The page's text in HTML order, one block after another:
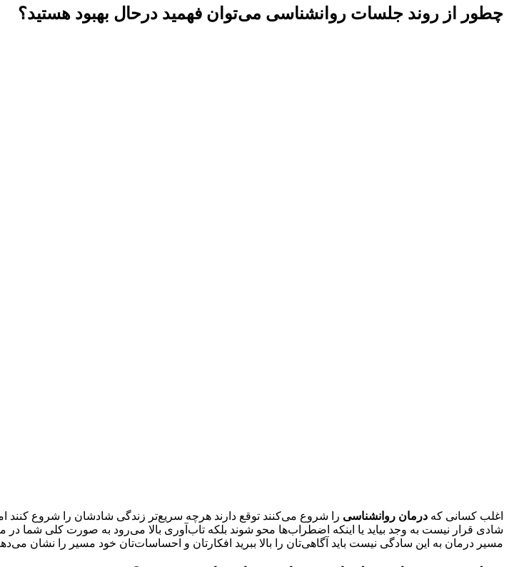
چطور از روند جلسات روانشناسی می‌توان فهمید درحال بهبود هستید؟
اغلب کسانی که درمان روانشناسی را شروع می‌کنند توقع دارند هرچه سریع‌تر زندگی شادشان را شروع
شادی قرار نیست به وجد بیاید یا اینکه اضطراب‌ها محو شوند بلکه تاب‌آوری بالا می‌رود به صورت کلی شما در
مسیر درمان به این سادگی نیست باید آگاهی‌تان را بالا ببرید افکارتان و احساسات‌تان خود مسیر را نشان